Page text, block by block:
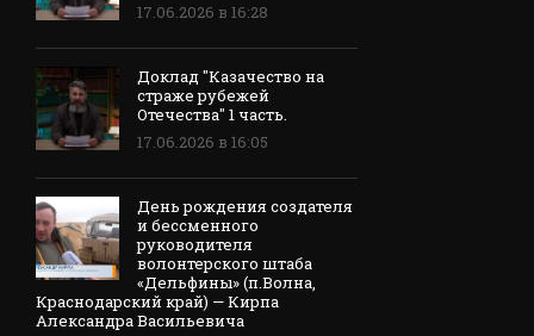
17.06.2026 в 16:28
Доклад "Казачество на
страже рубежей
Отечества" 1 часть.
17.06.2026 в 16:05
День рождения создателя
и бессменного
руководителя
волонтерского штаба
«Дельфины» (п.Волна,
Краснодарский край) — Кирпа
Александра Васильевича